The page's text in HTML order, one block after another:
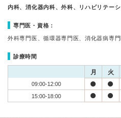
内科、消化器内科、外科、リハビリテー
専門医・資格：
外科専門医、循環器専門医、消化器病専
診療時間
月 火
09:00-12:00
15:00-18:00